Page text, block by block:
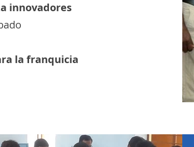
innovadores
la franquicia